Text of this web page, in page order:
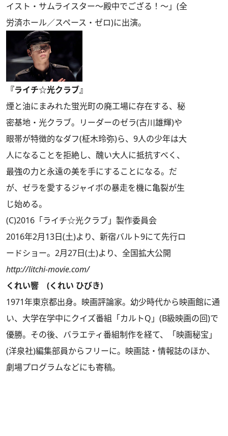
イスト・サムライスター～殿中でござる！～」(全
労済ホール／スペース・ゼロ)に出演。
『ライチ☆光クラブ』
煙と油にまみれた蛍光町の廃工場に存在する、秘
密基地・光クラブ。リーダーのゼラ(古川雄輝)や
眼帯が特徴的なダフ(柾木玲弥)ら、9人の少年は大
人になることを拒絶し、醜い大人に抵抗すべく、
最強の力と永遠の美を手にすることになる。だ
が、ゼラを愛するジャイボの暴走を機に亀裂が生
じ始める。
(C)2016「ライチ☆光クラブ」製作委員会
2016年2月13日(土)より、新宿バルト9にて先行ロ
ードショー。2月27日(土)より、全国拡大公開
http://litchi-movie.com/
くれい響 (くれい ひびき)
1971年東京都出身。映画評論家。幼少時代から映画館に通
い、大学在学中にクイズ番組「カルトQ」(B級映画の回)で
優勝。その後、バラエティ番組制作を経て、「映画秘宝」
(洋泉社)編集部員からフリーに。映画誌・情報誌のほか、
劇場プログラムなどにも寄稿。